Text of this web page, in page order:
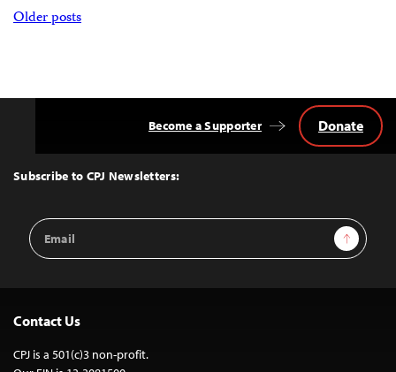
Posts
Older posts
Top
Subscribe to CPJ Newsletters:
Email
Address
Sign Up
Become a Supporter Donate
Contact Us
CPJ is a 501(c)3 non-profit.